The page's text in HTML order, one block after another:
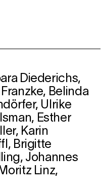
Diederichs,
Belinda
Ulrike
Esther
Karin
Brigitte
Johannes
Linz,